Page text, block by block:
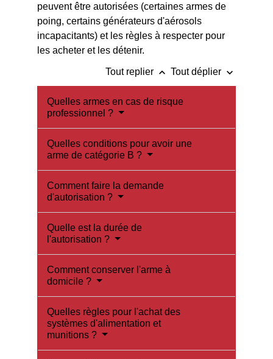
peuvent être autorisées (certaines armes de
poing, certains générateurs d'aérosols
incapacitants) et les règles à respecter pour
les acheter et les détenir.
Tout replier keyboard_arrow_up Tout déplier keyboard_arrow_down
Quelles armes en cas de risque
professionnel ?
Quelles conditions pour avoir une
arme de catégorie B ?
Comment faire la demande
d'autorisation ?
Quelle est la durée de
l'autorisation ?
Comment conserver l'arme à
domicile ?
Quelles règles pour l'achat des
systèmes d'alimentation et
munitions ?